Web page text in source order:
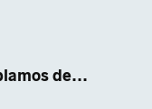
de...